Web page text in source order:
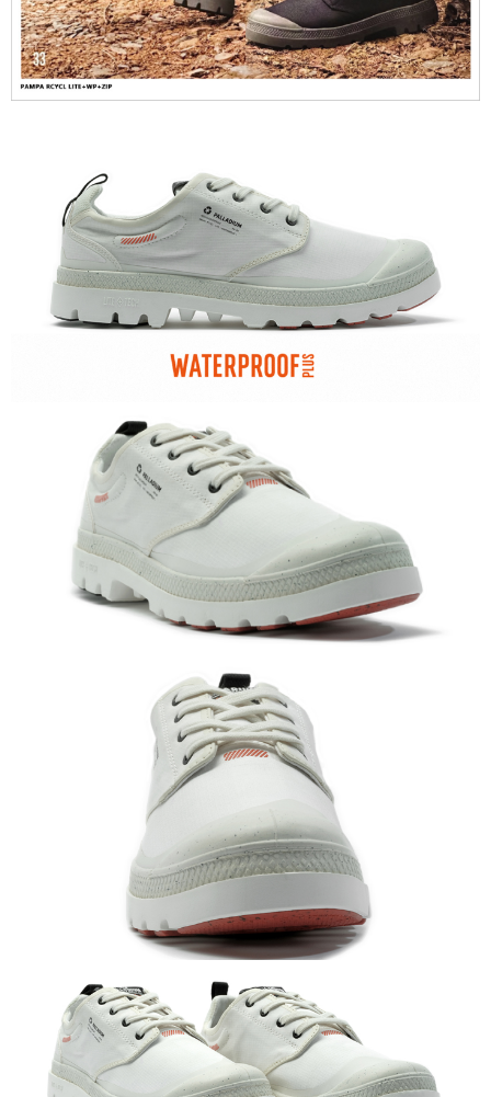
３．未成年的使用者請事先徵得法定代理人或監護人之同意方可使用
「AFTEE先享後付」，若未經同意申辦者引起之損失，本公司不負相關責
任。
４．使用「AFTEE先享後付」時，將依據個別帳號之用戶狀況，依本公司即
時審查核予不同之上限額度；若仍有額度不足之情形，本公司將視審查結果